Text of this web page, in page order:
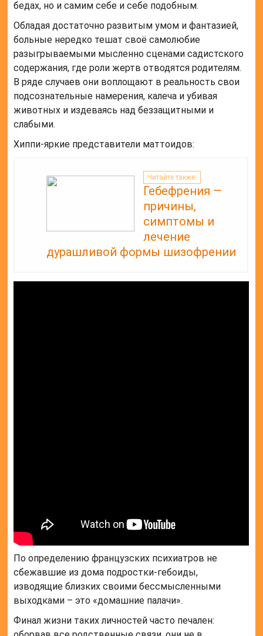
бедах, но и самим себе и себе подобным.
Обладая достаточно развитым умом и фантазией,
больные нередко тешат своё самолюбие
разыгрываемыми мысленно сценами садистского
содержания, где роли жертв отводятся родителям.
В ряде случаев они воплощают в реальность свои
подсознательные намерения, калеча и убивая
животных и издеваясь над беззащитными и
слабыми.
Хиппи-яркие представители маттоидов:
Читайте также:
Гебефрения —
причины,
симптомы и
лечение
дурашливой формы шизофрении
По определению французских психиатров не
сбежавшие из дома подростки-гебоиды,
изводящие близких своими бессмысленными
выходками – это «домашние палачи».
Финал жизни таких личностей часто печален: